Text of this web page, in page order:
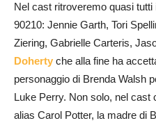
Nel cast ritroveremo quasi
90210: Jennie Garth, Tori
Ziering, Gabrielle Carteris,
Doherty che alla fine ha
personaggio di Brenda Walsh
Luke Perry. Non solo, nel cast
alias Carol Potter, la madre di